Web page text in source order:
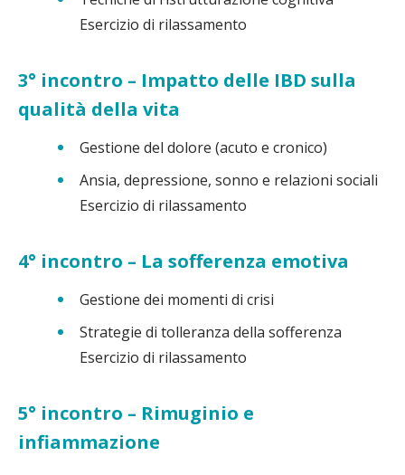
Esercizio di rilassamento
3° incontro – Impatto delle IBD sulla
qualità della vita
Gestione del dolore (acuto e cronico)
Ansia, depressione, sonno e relazioni sociali
Esercizio di rilassamento
4° incontro – La sofferenza emotiva
Gestione dei momenti di crisi
Strategie di tolleranza della sofferenza
Esercizio di rilassamento
5° incontro – Rimuginio e
infiammazione